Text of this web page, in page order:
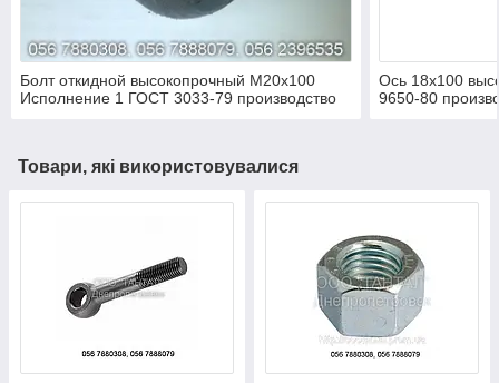
Болт откидной высокопрочный М20х100
Исполнение 1 ГОСТ 3033-79 производство
Ось 18х100
9650-80
Товари, які використовувалися